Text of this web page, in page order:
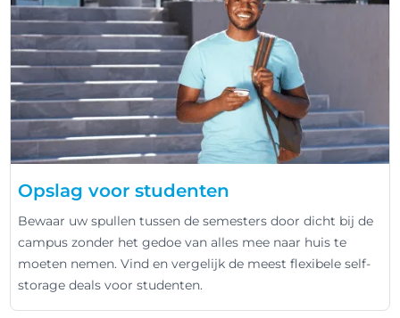
Opslag voor studenten
Bewaar uw spullen tussen de semesters door dicht bij de
campus zonder het gedoe van alles mee naar huis te
moeten nemen. Vind en vergelijk de meest flexibele self-
storage deals voor studenten.